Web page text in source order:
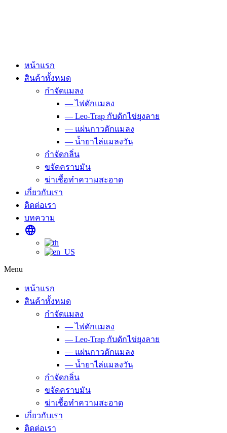
หน้าแรก
สินค้าทั้งหมด
กำจัดแมลง
— ไฟดักแมลง
— Leo-Trap กับดักไข่ยุงลาย
— แผ่นกาวดักแมลง
— น้ำยาไล่แมลงวัน
กำจัดกลิ่น
ขจัดคราบมัน
ฆ่าเชื้อทำความสะอาด
เกี่ยวกับเรา
ติดต่อเรา
บทความ
language
Menu
หน้าแรก
สินค้าทั้งหมด
กำจัดแมลง
— ไฟดักแมลง
— Leo-Trap กับดักไข่ยุงลาย
— แผ่นกาวดักแมลง
— น้ำยาไล่แมลงวัน
กำจัดกลิ่น
ขจัดคราบมัน
ฆ่าเชื้อทำความสะอาด
เกี่ยวกับเรา
ติดต่อเรา